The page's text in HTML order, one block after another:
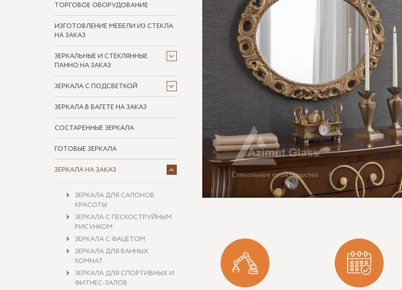
ТОРГОВОЕ ОБОРУДОВАНИЕ
ИЗГОТОВЛЕНИЕ МЕБЕЛИ ИЗ СТЕКЛА
НА ЗАКАЗ
ЗЕРКАЛЬНЫЕ И СТЕКЛЯННЫЕ
ПАННО НА ЗАКАЗ
ЗЕРКАЛА С ПОДСВЕТКОЙ
ЗЕРКАЛА В БАГЕТЕ НА ЗАКАЗ
СОСТАРЕННЫЕ ЗЕРКАЛА
ГОТОВЫЕ ЗЕРКАЛА
ЗЕРКАЛА НА ЗАКАЗ
ЗЕРКАЛА ДЛЯ САЛОНОВ
КРАСОТЫ
ЗЕРКАЛА С ПЕСКОСТРУЙНЫМ
РИСУНКОМ
ЗЕРКАЛА С ФАЦЕТОМ
ЗЕРКАЛА ДЛЯ ВАННЫХ
КОМНАТ
ЗЕРКАЛА ДЛЯ СПОРТИВНЫХ И
ФИТНЕС-ЗАЛОВ